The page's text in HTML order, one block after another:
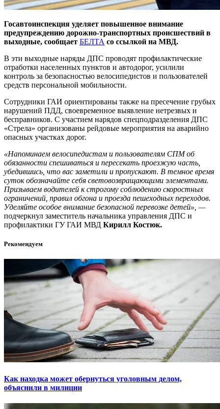
Госавтоинспекция уделяет повышенное внимание
предупреждению дорожно-транспортных происшествий в
выходные, сообщает БЕЛТА со ссылкой на МВД.
В эти выходные наряды ДПС проводят профилактические
отработки населенных пунктов и автодорог, усилили
контроль за безопасностью велосипедистов и пользователей
средств персональной мобильности.
Сотрудники ГАИ ориентированы также на пресечение грубых
нарушений ПДД, своевременное выявление нетрезвых и
бесправников. С участием нарядов спецподразделения ДПС
«Стрела» организованы рейдовые мероприятия на аварийно
опасных участках дорог.
«Напоминаем велосипедистам и пользователям СПМ об
обязанности спешиваться и пересекать проезжую часть,
убедившись, что вас заметили и пропускают. В темное время
суток обозначайте себя световозвращающими элементами.
Призываем водителей к строгому соблюдению скоростных
ограничений, правил обгона и проезда пешеходных переходов.
Уделяйте особое внимание безопасной перевозке детей», —
подчеркнул заместитель начальника управления ДПС и
профилактики ГУ ГАИ МВД Кирилл Костюк.
Рекомендуем
Как находка может обернуться уголовным делом,
объяснили в милиции